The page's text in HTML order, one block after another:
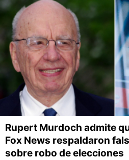
Rupert Murdoch admite
Fox News respaldaron
sobre robo de elecciones